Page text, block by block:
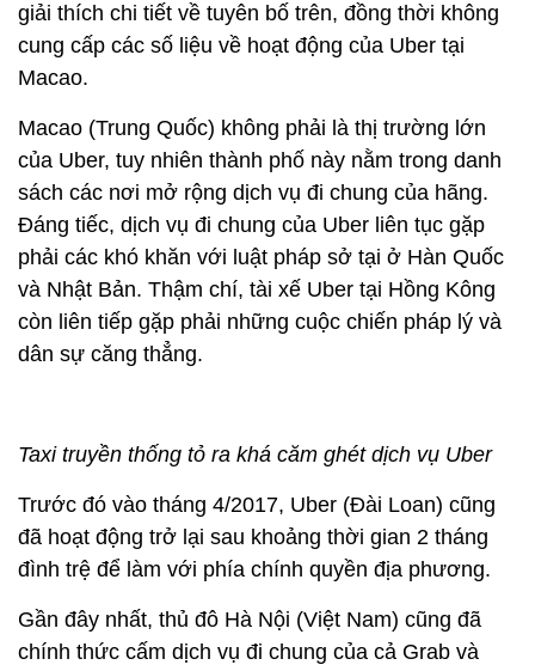
giải thích chi tiết về tuyên bố trên, đồng thời không
cung cấp các số liệu về hoạt động của Uber tại
Macao.
Macao (Trung Quốc) không phải là thị trường lớn
của Uber, tuy nhiên thành phố này nằm trong danh
sách các nơi mở rộng dịch vụ đi chung của hãng.
Đáng tiếc, dịch vụ đi chung của Uber liên tục gặp
phải các khó khăn với luật pháp sở tại ở Hàn Quốc
và Nhật Bản. Thậm chí, tài xế Uber tại Hồng Kông
còn liên tiếp gặp phải những cuộc chiến pháp lý và
dân sự căng thẳng.
Taxi truyền thống tỏ ra khá căm ghét dịch vụ Uber
Trước đó vào tháng 4/2017, Uber (Đài Loan) cũng
đã hoạt động trở lại sau khoảng thời gian 2 tháng
đình trệ để làm với phía chính quyền địa phương.
Gần đây nhất, thủ đô Hà Nội (Việt Nam) cũng đã
chính thức cấm dịch vụ đi chung của cả Grab và